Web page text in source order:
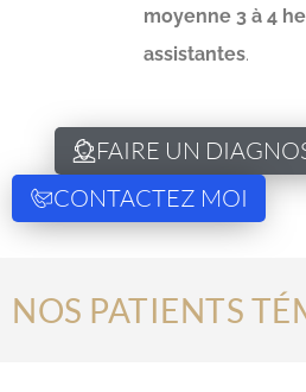
moyenne 3 à 4
assistantes.
FAIRE UN
CONTACTEZ MOI
NOS PATIENTS